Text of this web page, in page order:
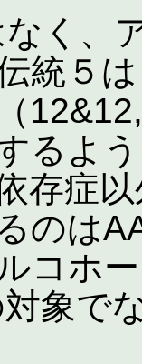
く、
統５
るよ
存症
のは
コホ
象で